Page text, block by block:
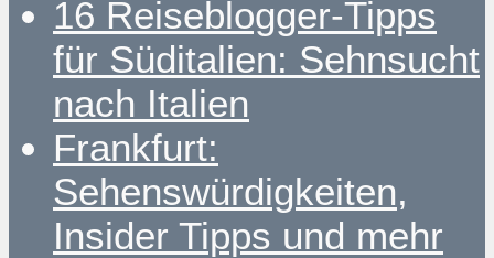
16 Reiseblogger-Tipps
für Süditalien: Sehnsucht
nach Italien
Frankfurt:
Sehenswürdigkeiten,
Insider Tipps und mehr